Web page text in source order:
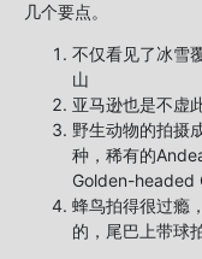
几个要点。
不仅看见了冰雪
山
亚马逊也是不虚
野生动物的拍摄
种，稀有的
Golden-headed
蜂鸟拍得很过瘾
的，尾巴上带球